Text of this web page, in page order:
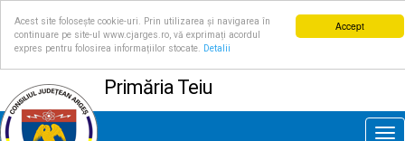
Accept
Acest site folosește cookie-uri. Prin utilizarea și navigarea în
continuare pe site-ul www.cjarges.ro, vă exprimați acordul
expres pentru folosirea informațiilor stocate.
Detalii
Primăria Teiu